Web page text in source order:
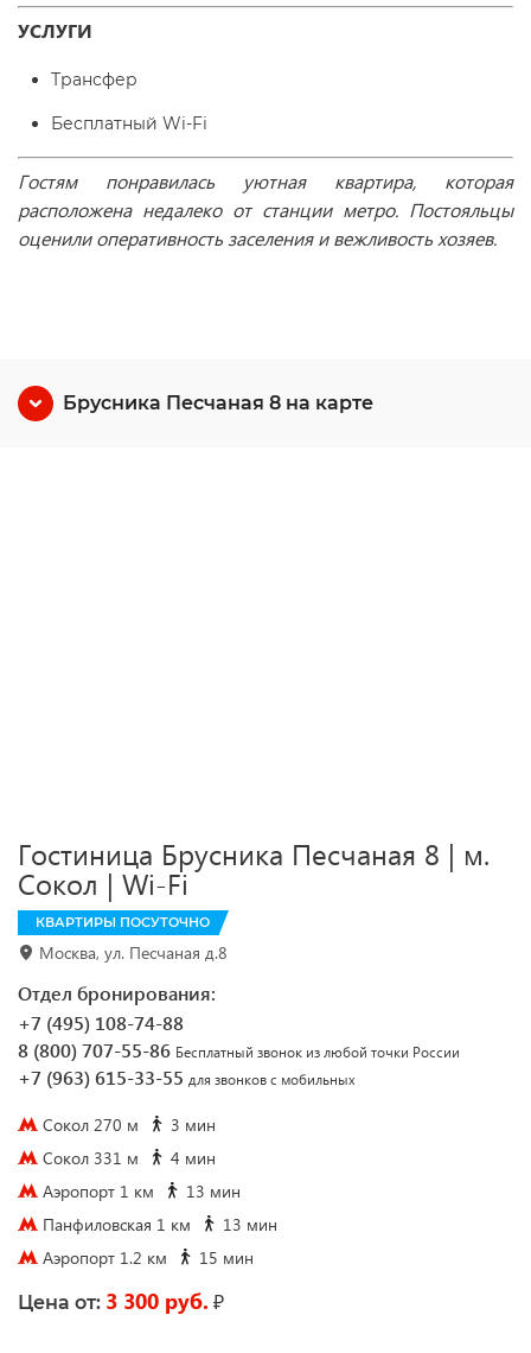
УСЛУГИ
Трансфер
Бесплатный Wi-Fі
Гостям понравилась уютная квартира, которая
расположена недалеко от станции метро. Постояльцы
оценили оперативность заселения и вежливость хозяев.
Брусника Песчаная 8 на карте
Гостиница Брусника Песчаная 8 | м.
Сокол | Wi-Fi
КВАРТИРЫ ПОСУТОЧНО
Москва, ул. Песчаная д.8
Отдел бронирования:
+7 (495) 108-74-88
8 (800) 707-55-86 Бесплатный звонок из любой точки России
+7 (963) 615-33-55 для звонков с мобильных
Сокол 270 м
3 мин
Сокол 331 м
4 мин
Аэропорт 1 км
13 мин
Панфиловская 1 км
13 мин
Аэропорт 1.2 км
15 мин
Цена от: 3 300 руб. ₽